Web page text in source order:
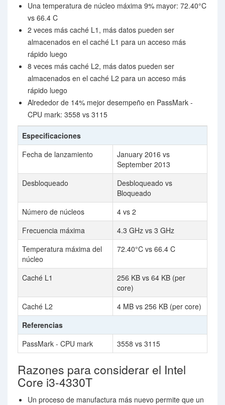
Una temperatura de núcleo máxima 9% mayor: 72.40°C
vs 66.4 C
2 veces más caché L1, más datos pueden ser
almacenados en el caché L1 para un acceso más
rápido luego
8 veces más caché L2, más datos pueden ser
almacenados en el caché L2 para un acceso más
rápido luego
Alrededor de 14% mejor desempeño en PassMark -
CPU mark: 3558 vs 3115
Especificaciones
Fecha de lanzamiento
January 2016 vs
September 2013
Desbloqueado
Desbloqueado vs
Bloqueado
Número de núcleos
4 vs 2
Frecuencia máxima
4.3 GHz vs 3 GHz
Temperatura máxima del
núcleo
72.40°C vs 66.4 C
Caché L1
256 KB vs 64 KB (per
core)
Caché L2
4 MB vs 256 KB (per core)
Referencias
PassMark - CPU mark
3558 vs 3115
Razones para considerar el Intel
Core i3-4330T
Un proceso de manufactura más nuevo permite que un